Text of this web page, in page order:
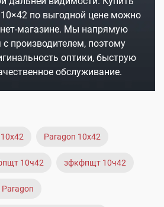
по выгодной цене можно
магазине. Мы напрямую
производителем, поэтому
оптики, быструю
обслуживание.
Paragon 10x42
10ч42 зфкфпщт 10ч42